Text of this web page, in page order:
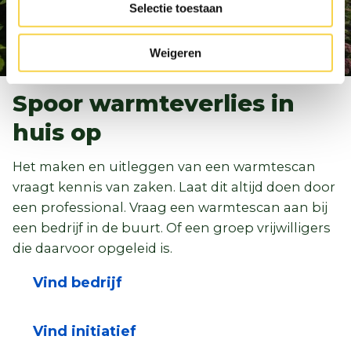
Selectie toestaan
Weigeren
Spoor warmteverlies in
huis op
Het maken en uitleggen van een warmtescan
vraagt kennis van zaken. Laat dit altijd doen door
een professional. Vraag een warmtescan aan bij
een bedrijf in de buurt. Of een groep vrijwilligers
die daarvoor opgeleid is.
Vind bedrijf
Vind initiatief